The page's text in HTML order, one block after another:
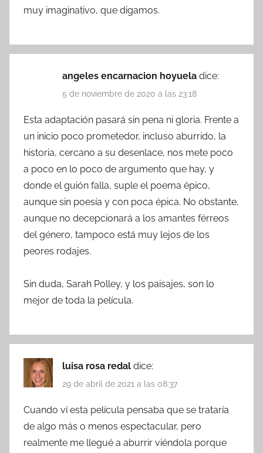
muy imaginativo, que digamos.
angeles encarnacion hoyuela dice:
5 de noviembre de 2020 a las 23:18
Esta adaptación pasará sin pena ni gloria. Frente a
un inicio poco prometedor, incluso aburrido, la
historia, cercano a su desenlace, nos mete poco
a poco en lo poco de argumento que hay, y
donde el guión falla, suple el poema épico,
aunque sin poesía y con poca épica. No obstante,
aunque no decepcionará a los amantes férreos
del género, tampoco está muy lejos de los
peores rodajes.
Sin duda, Sarah Polley, y los paisajes, son lo
mejor de toda la película.
luisa rosa redal dice:
29 de abril de 2021 a las 08:37
Cuando ví esta película pensaba que se trataría
de algo más o menos espectacular, pero
realmente me llegué a aburrir viéndola porque